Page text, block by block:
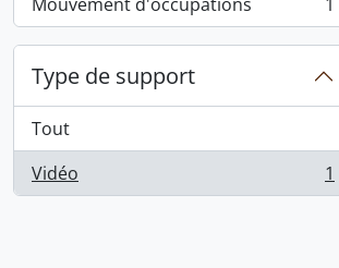
, 1 résultats
Type de support
Tout
Vidéo
, 1 résultats 1